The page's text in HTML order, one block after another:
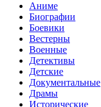
Аниме
Биографии
Боевики
Вестерны
Военные
Детективы
Детские
Документальные
Драмы
Исторические